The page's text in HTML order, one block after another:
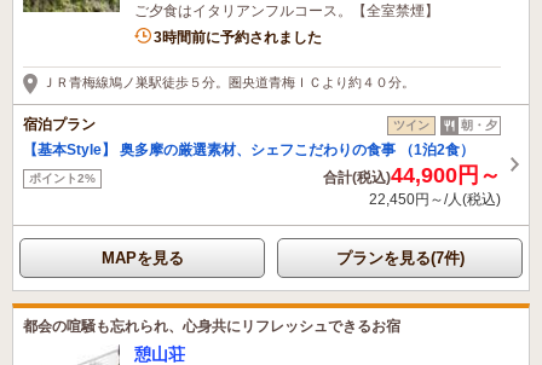
ご夕食はイタリアンフルコース。【全室禁煙】
3名がこの宿を見ています
ＪＲ青梅線鳩ノ巣駅徒歩５分。圏央道青梅ＩＣより約４０分。
宿泊プラン ツイン 朝・夕
【基本Style】 奥多摩の厳選素材、シェフこだわりの食事 （1泊2食）
ポイント2% 合計(税込)44,900円～
22,450円～/人(税込)
MAPを見る プランを見る(7件)
都会の喧騒も忘れられ、心身共にリフレッシュできるお宿
憩山荘